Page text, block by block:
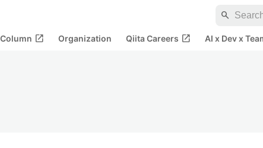
search
open_in_new Organization Qiita Careers open_in_new AI x Dev x